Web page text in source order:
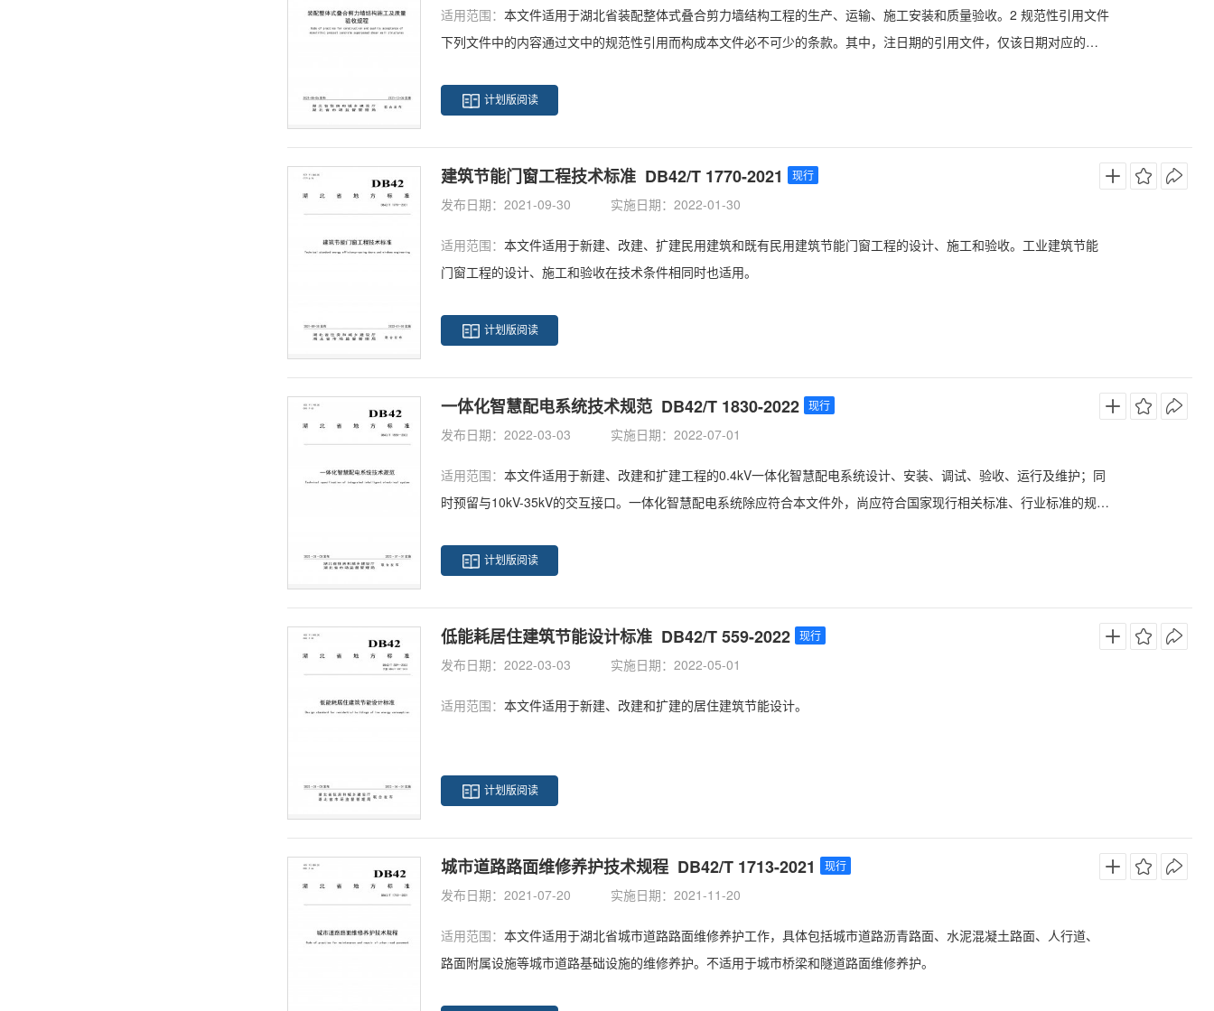
适用范围： 本文件适用于湖北省装配整体式叠合剪力墙结构工程的生产、运输、施工安装和质量验收。2 规范性引用文件
下列文件中的内容通过文中的规范性引用而构成本文件必不可少的条款。其中，注日期的引用文件，仅该日期对应的版
钢 GB 12523 建筑施工场界环境噪声排放标准 GB 14683 硅酮建筑密封胶 GB 50017 钢结构设计规范 GB/T 50107 混凝
建筑装饰装修工程质量验收规范 GB 50300 建筑工程施工质量验收统一标准 GB 50640 建筑工程绿色施工评价标准 GB 5
0666 混凝土结构工程施工规范 GB/T 50784 混凝土结构现场检测技术标准 GB 50905 建筑工程绿色施工规范 GB/T 512
31 装配式混凝土建筑技术标准 JGJ 18 钢筋焊机及验收规程 JGJ 33 建筑机械使用安全技术规程 JGJ 46 施工现场临时用
规程 JC/T 881 混凝土建筑接缝用密封胶3 术语和定义3.1预制叠合墙板 precast superposed wall panel由内、外叶预制
混凝土板通过钢筋桁架或连接件连接形成的带中间空腔的预制混凝土墙板。在预制叠合墙板的空腔中浇混凝土后，可以
用作剪力墙或非承重围护墙，简称叠合墙板。3.2双
计划版阅读
建筑节能门窗工程技术标准 DB42/T 1770-2021 现行
发布日期：2021-09-30 实施日期：2022-01-30
适用范围： 本文件适用于新建、改建、扩建民用建筑和既有民用建筑节能门窗工程的设计、施工和验收。工业建筑节能
门窗工程的设计、施工和验收在技术条件相同时也适用。
计划版阅读
一体化智慧配电系统技术规范 DB42/T 1830-2022 现行
发布日期：2022-03-03 实施日期：2022-07-01
适用范围： 本文件适用于新建、改建和扩建工程的0.4kV一体化智慧配电系统设计、安装、调试、验收、运行及维护；同
时预留与10kV-35kV的交互接口。一体化智慧配电系统除应符合本文件外，尚应符合国家现行相关标准、行业标准的规
计划版阅读
低能耗居住建筑节能设计标准 DB42/T 559-2022 现行
发布日期：2022-03-03 实施日期：2022-05-01
适用范围： 本文件适用于新建、改建和扩建的居住建筑节能设计。
计划版阅读
城市道路路面维修养护技术规程 DB42/T 1713-2021 现行
发布日期：2021-07-20 实施日期：2021-11-20
适用范围： 本文件适用于湖北省城市道路路面维修养护工作，具体包括城市道路沥青路面、水泥混凝土路面、人行道、
路面附属设施等城市道路基础设施的维修养护。不适用于城市桥梁和隧道路面维修养护。